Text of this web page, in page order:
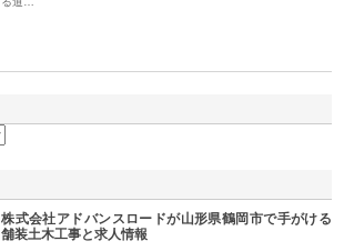
株式会社アドバンスロードが山形県鶴岡市で手がける
舗装土木工事と求人情報